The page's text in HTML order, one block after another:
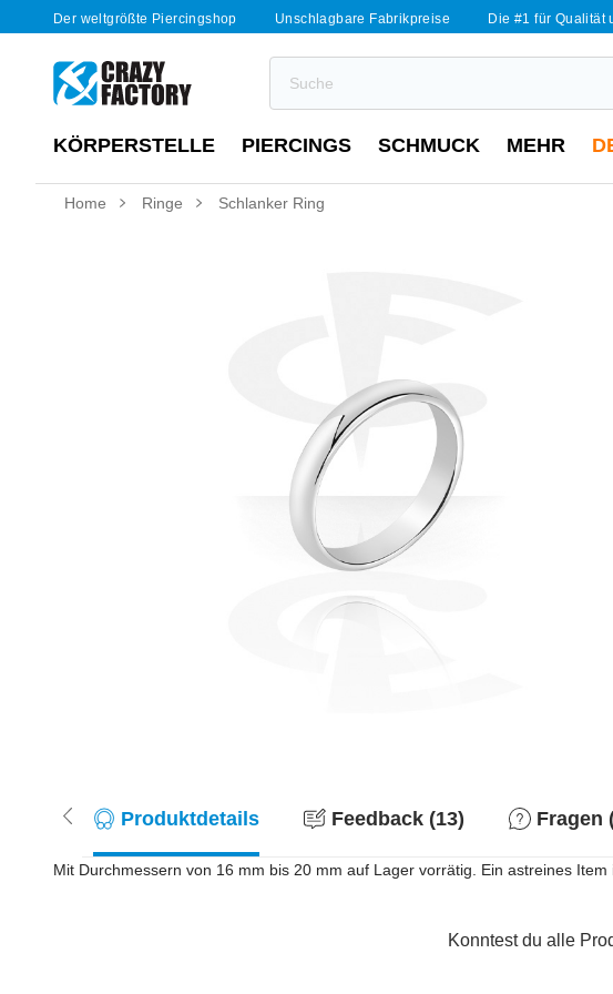
Der weltgrößte Piercingshop Unschlagbare Fabrikpreise Die #1 für Qualität
KÖRPERSTELLE PIERCINGS SCHMUCK MEHR
Home Ringe Schlanker Ring
Produktdetails Feedback (13) Fragen
Mit Durchmessern von 16 mm bis 20 mm auf Lager vorrätig. Ein astreines
Konntest du alle